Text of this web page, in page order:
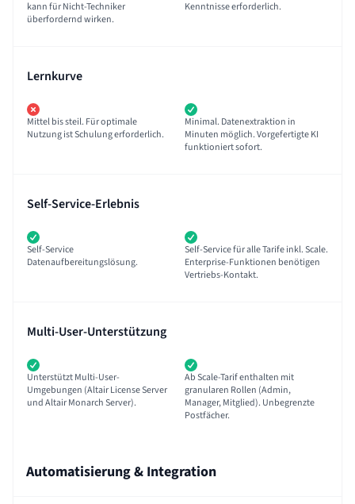
kann für Nicht-Techniker
überfordernd wirken.
Kenntnisse erforderlich.
Lernkurve
Mittel bis steil. Für optimale
Nutzung ist Schulung erforderlich.
Minimal. Datenextraktion in
Minuten möglich. Vorgefertigte KI
funktioniert sofort.
Self-Service-Erlebnis
Self-Service
Datenaufbereitungslösung.
Self-Service für alle Tarife inkl. Scale.
Enterprise-Funktionen benötigen
Vertriebs-Kontakt.
Multi-User-Unterstützung
Unterstützt Multi-User-
Umgebungen (Altair License Server
und Altair Monarch Server).
Ab Scale-Tarif enthalten mit
granularen Rollen (Admin,
Manager, Mitglied). Unbegrenzte
Postfächer.
Automatisierung & Integration